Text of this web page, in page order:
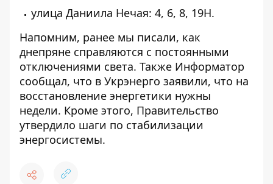
улица Даниила Нечая: 4, 6, 8, 19Н.
Напомним, ранее мы писали, как
днепряне справляются с постоянными
отключениями света. Также Информатор
сообщал, что в Укрэнерго заявили, что на
восстановление энергетики нужны
недели. Кроме этого, Правительство
утвердило шаги по стабилизации
энергосистемы.